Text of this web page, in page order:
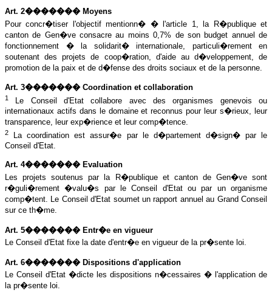
Art. 2������� Moyens
Pour concr�tiser l'objectif mentionn� � l'article 1, la R�publique et
canton de Gen�ve consacre au moins 0,7% de son budget annuel de
fonctionnement � la solidarit� internationale, particuli�rement en
soutenant des projets de coop�ration, d'aide au d�veloppement, de
promotion de la paix et de d�fense des droits sociaux et de la personne.
Art. 3������� Coordination et collaboration
1
Le Conseil d'Etat collabore avec des organismes genevois ou
internationaux actifs dans le domaine et reconnus pour leur s�rieux, leur
transparence, leur exp�rience et leur comp�tence.
2
La coordination est assur�e par le d�partement d�sign� par le
Conseil d'Etat.
Art. 4������� Evaluation
Les projets soutenus par la R�publique et canton de Gen�ve sont
r�guli�rement �valu�s par le Conseil d'Etat ou par un organisme
comp�tent. Le Conseil d'Etat soumet un rapport annuel au Grand Conseil
sur ce th�me.
Art. 5������� Entr�e en vigueur
Le Conseil d'Etat fixe la date d'entr�e en vigueur de la pr�sente loi.
Art. 6������� Dispositions d'application
Le Conseil d'Etat �dicte les dispositions n�cessaires � l'application de
la pr�sente loi.